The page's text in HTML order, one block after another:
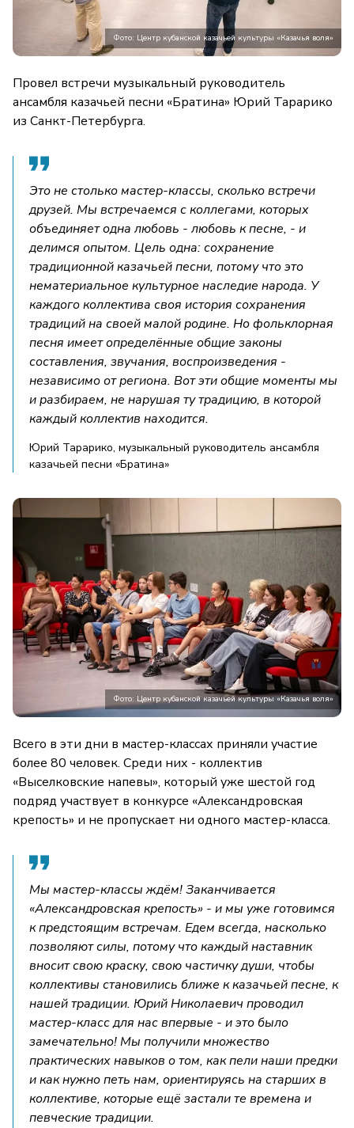
Фото: Центр кубанской казачьей культуры «Казачья воля»
Провел встречи музыкальный руководитель
ансамбля казачьей песни «Братина» Юрий Тарарико
из Санкт-Петербурга.
Это не столько мастер-классы, сколько встречи
друзей. Мы встречаемся с коллегами, которых
объединяет одна любовь - любовь к песне, - и
делимся опытом. Цель одна: сохранение
традиционной казачьей песни, потому что это
нематериальное культурное наследие народа. У
каждого коллектива своя история сохранения
традиций на своей малой родине. Но фольклорная
песня имеет определённые общие законы
составления, звучания, воспроизведения -
независимо от региона. Вот эти общие моменты мы
и разбираем, не нарушая ту традицию, в которой
каждый коллектив находится.
Юрий Тарарико, музыкальный руководитель ансамбля
казачьей песни «Братина»
Фото: Центр кубанской казачьей культуры «Казачья воля»
Всего в эти дни в мастер-классах приняли участие
более 80 человек. Среди них - коллектив
«Выселковские напевы», который уже шестой год
подряд участвует в конкурсе «Александровская
крепость» и не пропускает ни одного мастер-класса.
Мы мастер-классы ждём! Заканчивается
«Александровская крепость» - и мы уже готовимся
к предстоящим встречам. Едем всегда, насколько
позволяют силы, потому что каждый наставник
вносит свою краску, свою частичку души, чтобы
коллективы становились ближе к казачьей песне, к
нашей традиции. Юрий Николаевич проводил
мастер-класс для нас впервые - и это было
замечательно! Мы получили множество
практических навыков о том, как пели наши предки
и как нужно петь нам, ориентируясь на старших в
коллективе, которые ещё застали те времена и
певческие традиции.